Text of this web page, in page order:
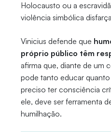
Holocausto ou a
violência simbólica
Vinicius defende que
próprio público têm
afirma que, diante de um
pode tanto educar quanto
preciso ter consciência
ele, deve ser ferramenta
humilhação.